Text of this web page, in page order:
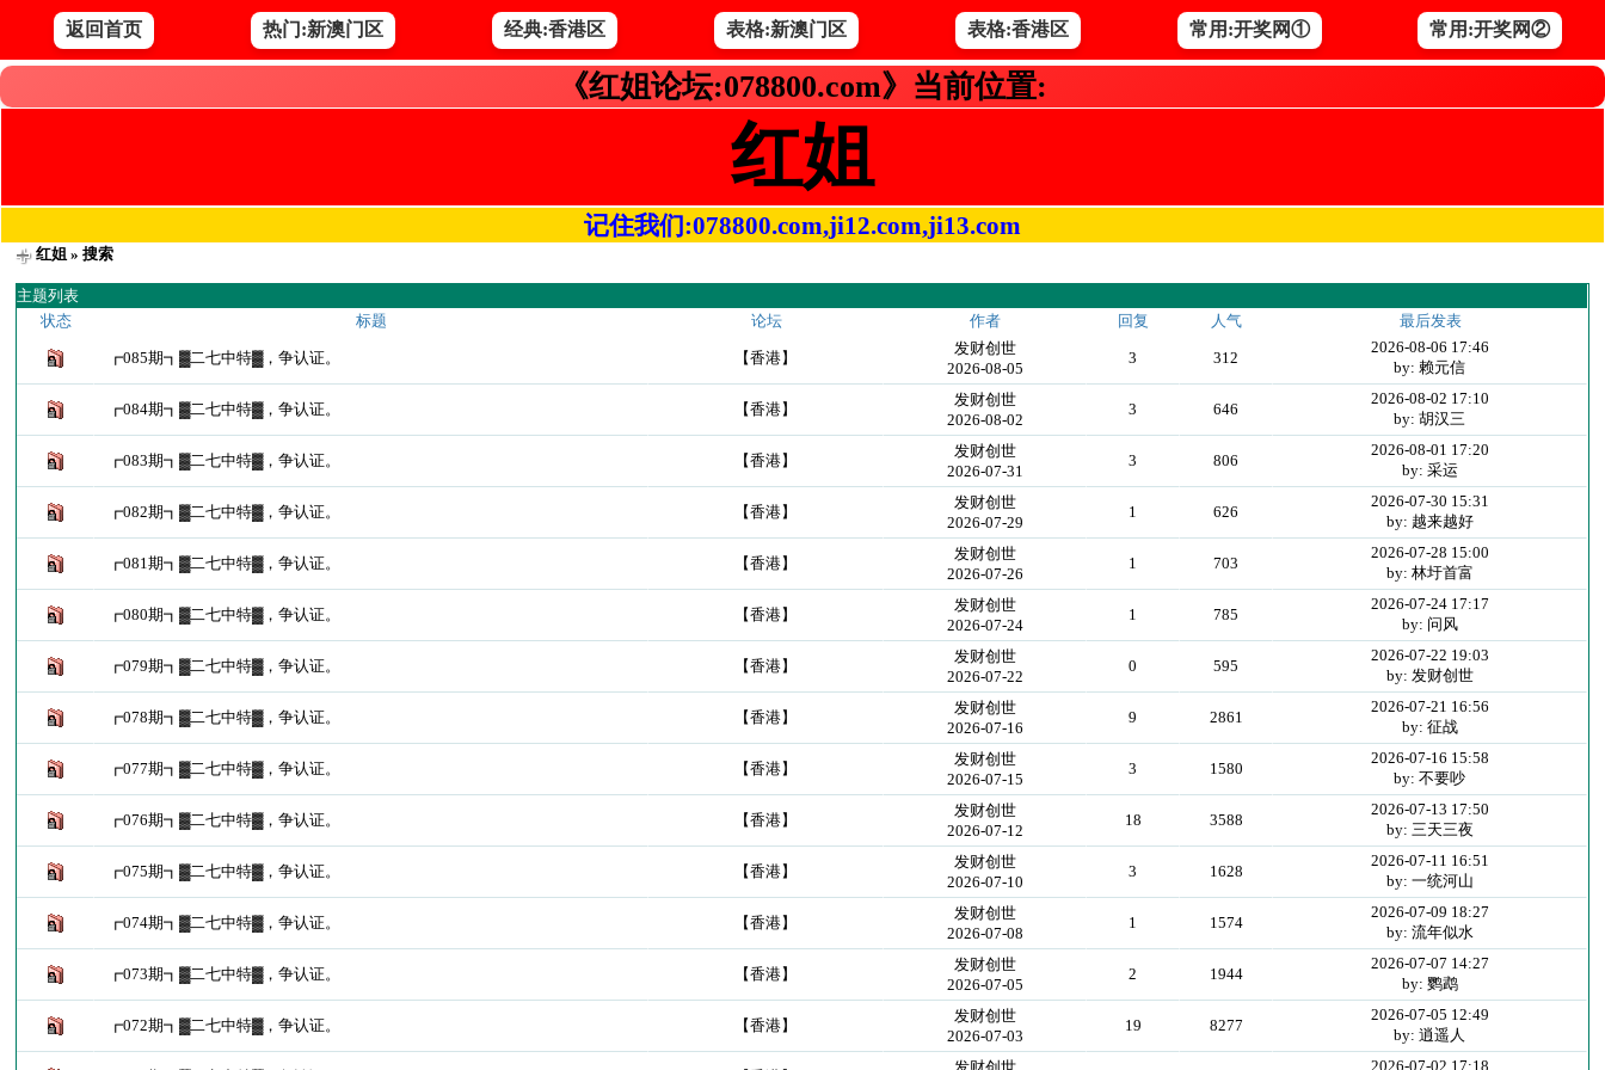
返回首页 热门:新澳门区 经典:香港区 表格:新澳门区 表格:香港区 常用:开奖网① 常用:开奖网②
《红姐论坛:078800.com》当前位置:
红姐
记住我们:078800.com,ji12.com,ji13.com
红姐 » 搜索
主题列表
状态
标题 论坛 作者 回复 人气 最后发表
┏085期┓▓二七中特▓，争认证。 【香港】
发财创世
2026-08-05
3 312
2026-08-06 17:46
by: 赖元信
┏084期┓▓二七中特▓，争认证。 【香港】
发财创世
2026-08-02
3 646
2026-08-02 17:10
by: 胡汉三
┏083期┓▓二七中特▓，争认证。 【香港】
发财创世
2026-07-31
3 806
2026-08-01 17:20
by: 采运
┏082期┓▓二七中特▓，争认证。 【香港】
发财创世
2026-07-29
1 626
2026-07-30 15:31
by: 越来越好
┏081期┓▓二七中特▓，争认证。 【香港】
发财创世
2026-07-26
1 703
2026-07-28 15:00
by: 林圩首富
┏080期┓▓二七中特▓，争认证。 【香港】
发财创世
2026-07-24
1 785
2026-07-24 17:17
by: 问风
┏079期┓▓二七中特▓，争认证。 【香港】
发财创世
2026-07-22
0 595
2026-07-22 19:03
by: 发财创世
┏078期┓▓二七中特▓，争认证。 【香港】
发财创世
2026-07-16
9 2861
2026-07-21 16:56
by: 征战
┏077期┓▓二七中特▓，争认证。 【香港】
发财创世
2026-07-15
3 1580
2026-07-16 15:58
by: 不要吵
┏076期┓▓二七中特▓，争认证。 【香港】
发财创世
2026-07-12
18 3588
2026-07-13 17:50
by: 三天三夜
┏075期┓▓二七中特▓，争认证。 【香港】
发财创世
2026-07-10
3 1628
2026-07-11 16:51
by: 一统河山
┏074期┓▓二七中特▓，争认证。 【香港】
发财创世
2026-07-08
1 1574
2026-07-09 18:27
by: 流年似水
┏073期┓▓二七中特▓，争认证。 【香港】
发财创世
2026-07-05
2 1944
2026-07-07 14:27
by: 鹦鹉
┏072期┓▓二七中特▓，争认证。 【香港】
发财创世
2026-07-03
19 8277
2026-07-05 12:49
by: 逍遥人
2026-07-02 17:18